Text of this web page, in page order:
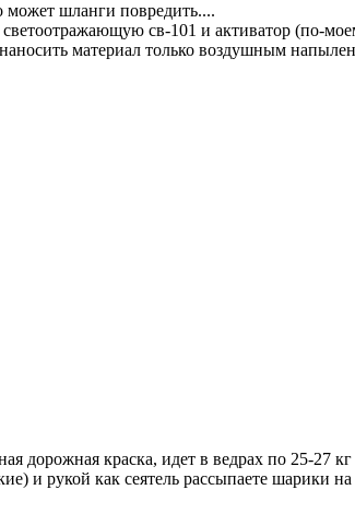
может шланги повредить....
св-101 и активатор (по-
материал только воздушным
дорожная краска, идет в ведрах по 25-
и рукой как сеятель рассыпаете шарики